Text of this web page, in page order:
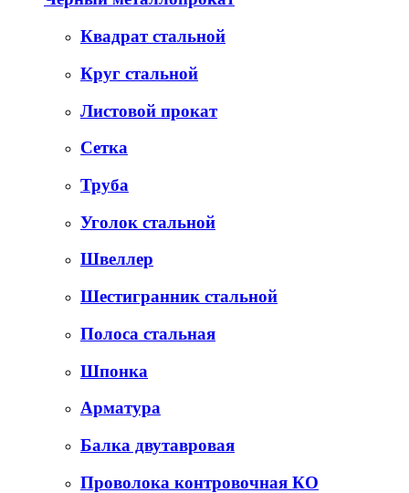
Квадрат стальной
Круг стальной
Листовой прокат
Сетка
Труба
Уголок стальной
Швеллер
Шестигранник стальной
Полоса стальная
Шпонка
Арматура
Балка двутавровая
Проволока контровочная КО